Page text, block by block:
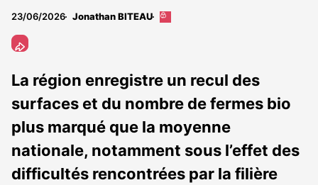
23/06/2026 Jonathan BITEAU
Cet
abonnés
La région enregistre un recul des
surfaces et du nombre de fermes bio
plus marqué que la moyenne
nationale, notamment sous l’effet des
difficultés rencontrées par la filière